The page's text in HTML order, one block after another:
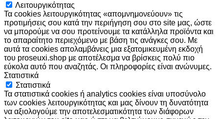
Λειτουργικότητας
Τα cookies λειτουργικότητας «απομνημονεύουν» τις
προτιμήσεις σου κατά την περιήγηση σου στο site μας, ώστε
να μπορούμε να σου προτείνουμε τα κατάλληλα προϊόντα και
το απαραίτητο περιεχόμενο με βάση τις ανάγκες σου. Με
αυτά τα cookies απολαμβάνεις μια εξατομικευμένη εκδοχή
του proseuxi.shop με αποτέλεσμα να βρίσκεις πολύ πιο
εύκολα αυτό που αναζητάς. Οι πληροφορίες είναι ανώνυμες.
Στατιστικά
Στατιστικά
Τα στατιστικά cookies ή analytics cookies είναι υποσύνολο
των cookies λειτουργικότητας και μας δίνουν τη δυνατότητα
να αξιολογούμε την αποτελεσματικότητα των διάφορων